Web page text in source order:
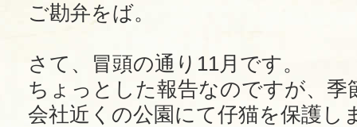
ご勘弁をば。
さて、冒頭の通り11月です。
ちょっとした報告なのですが、季
会社近くの公園にて仔猫を保護し